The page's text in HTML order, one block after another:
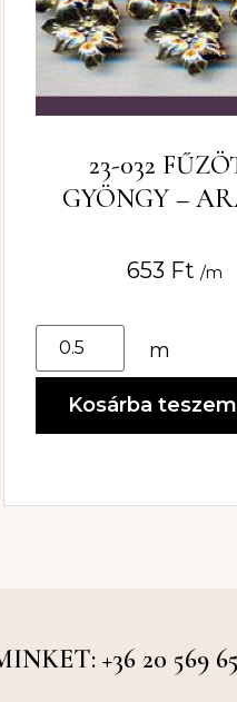
23-032
GYÖNGY –
653 Ft /m
m
Kosárba teszem
+36 20 569